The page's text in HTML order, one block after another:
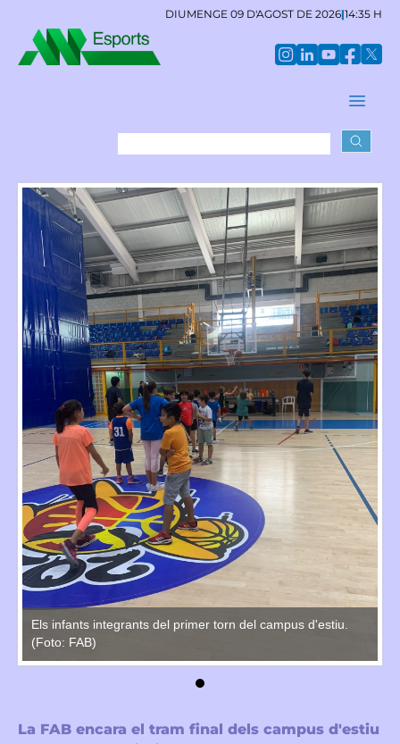
DIUMENGE 09 D'AGOST DE 2026|14:35 H
Els infants integrants del primer torn del campus d'estiu.
(Foto: FAB)
La FAB encara el tram final dels campus d'estiu